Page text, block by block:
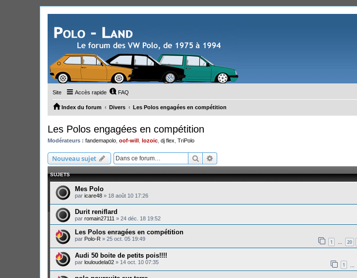
Site Accès rapide FAQ
Index du forum Divers Les Polos engagées en compétition
Les Polos engagées en compétition
Modérateurs : fandemapolo oof-will lozoic dj flex TriPolo
Nouveau sujet Rechercher
SUJETS
Mes Polo
par icare48 » 18 août 10 17:26
Durit reniflard
par romain27111 » 24 déc. 18 19:52
Les Polos enragées en compétition
par Polo-R » 25 oct. 05 19:49 1 … 20
Audi 50 boite de petits pois!!!!
par louloudela02 » 14 oct. 10 07:35 1